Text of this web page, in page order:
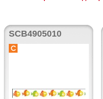
SCB4905010